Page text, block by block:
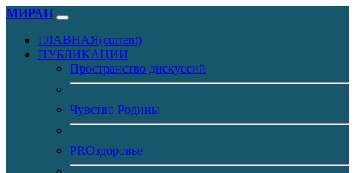
МИРАН
ГЛАВНАЯ(current)
ПУБЛИКАЦИИ
Пространство дискуссий
Чувство Родины
PROздоровье